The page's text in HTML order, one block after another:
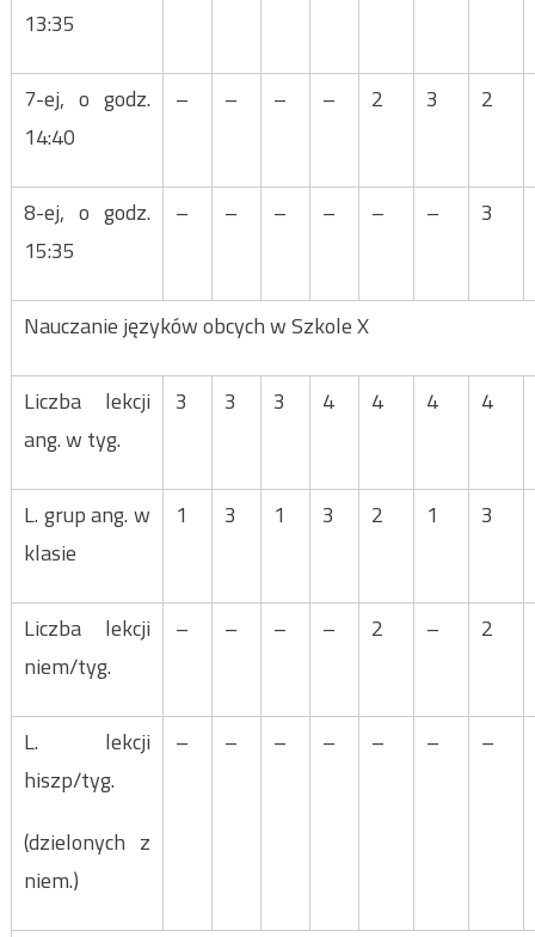
13:35
7-ej, o godz.
14:40
– – – – 2 3 2
8-ej, o godz.
15:35
– – – – – – 3
Nauczanie języków obcych w Szkole X
Liczba lekcji
ang. w tyg.
3 3 3 4 4 4 4
L. grup ang. w
klasie
1 3 1 3 2 1 3
Liczba lekcji
niem/tyg.
– – – – 2 – 2
L. lekcji
hiszp/tyg.
(dzielonych z
niem.)
– – – – – – –